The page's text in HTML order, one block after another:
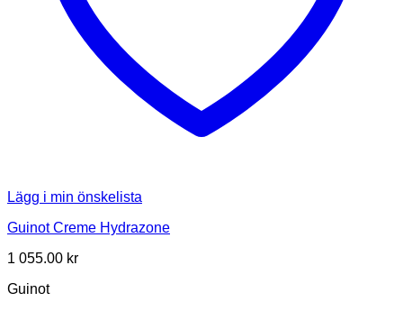
Lägg i min önskelista
Guinot Creme Hydrazone
1 055.00 kr
Guinot